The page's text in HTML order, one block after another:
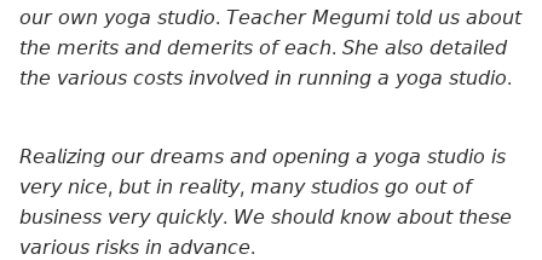
𝘰𝘶𝘳 𝘰𝘸𝘯 𝘺𝘰𝘨𝘢 𝘴𝘵𝘶𝘥𝘪𝘰. 𝘛𝘦𝘢𝘤𝘩𝘦𝘳 𝘔𝘦𝘨𝘶𝘮𝘪 𝘵𝘰𝘭𝘥 𝘶𝘴 𝘢𝘣𝘰𝘶𝘵
𝘵𝘩𝘦 𝘮𝘦𝘳𝘪𝘵𝘴 𝘢𝘯𝘥 𝘥𝘦𝘮𝘦𝘳𝘪𝘵𝘴 𝘰𝘧 𝘦𝘢𝘤𝘩. 𝘚𝘩𝘦 𝘢𝘭𝘴𝘰 𝘥𝘦𝘵𝘢𝘪𝘭𝘦𝘥
𝘵𝘩𝘦 𝘷𝘢𝘳𝘪𝘰𝘶𝘴 𝘤𝘰𝘴𝘵𝘴 𝘪𝘯𝘷𝘰𝘭𝘷𝘦𝘥 𝘪𝘯 𝘳𝘶𝘯𝘯𝘪𝘯𝘨 𝘢 𝘺𝘰𝘨𝘢 𝘴𝘵𝘶𝘥𝘪𝘰.
𝘙𝘦𝘢𝘭𝘪𝘻𝘪𝘯𝘨 𝘰𝘶𝘳 𝘥𝘳𝘦𝘢𝘮𝘴 𝘢𝘯𝘥 𝘰𝘱𝘦𝘯𝘪𝘯𝘨 𝘢 𝘺𝘰𝘨𝘢 𝘴𝘵𝘶𝘥𝘪𝘰 𝘪𝘴
𝘷𝘦𝘳𝘺 𝘯𝘪𝘤𝘦, 𝘣𝘶𝘵 𝘪𝘯 𝘳𝘦𝘢𝘭𝘪𝘵𝘺, 𝘮𝘢𝘯𝘺 𝘴𝘵𝘶𝘥𝘪𝘰𝘴 𝘨𝘰 𝘰𝘶𝘵 𝘰𝘧
𝘣𝘶𝘴𝘪𝘯𝘦𝘴𝘴 𝘷𝘦𝘳𝘺 𝘲𝘶𝘪𝘤𝘬𝘭𝘺. 𝘞𝘦 𝘴𝘩𝘰𝘶𝘭𝘥 𝘬𝘯𝘰𝘸 𝘢𝘣𝘰𝘶𝘵 𝘵𝘩𝘦𝘴𝘦
𝘷𝘢𝘳𝘪𝘰𝘶𝘴 𝘳𝘪𝘴𝘬𝘴 𝘪𝘯 𝘢𝘥𝘷𝘢𝘯𝘤𝘦.